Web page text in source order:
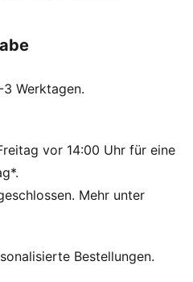
leichte PEBA
besteht zu mindestens
K-BETTER™
Ursprungs, für das
und
neuen und verbesserten
Foam Polsterung für
auf der Seitenmitte
Werktagen.
vor 14:00 Uhr für eine
Mehr unter
Bestellungen.